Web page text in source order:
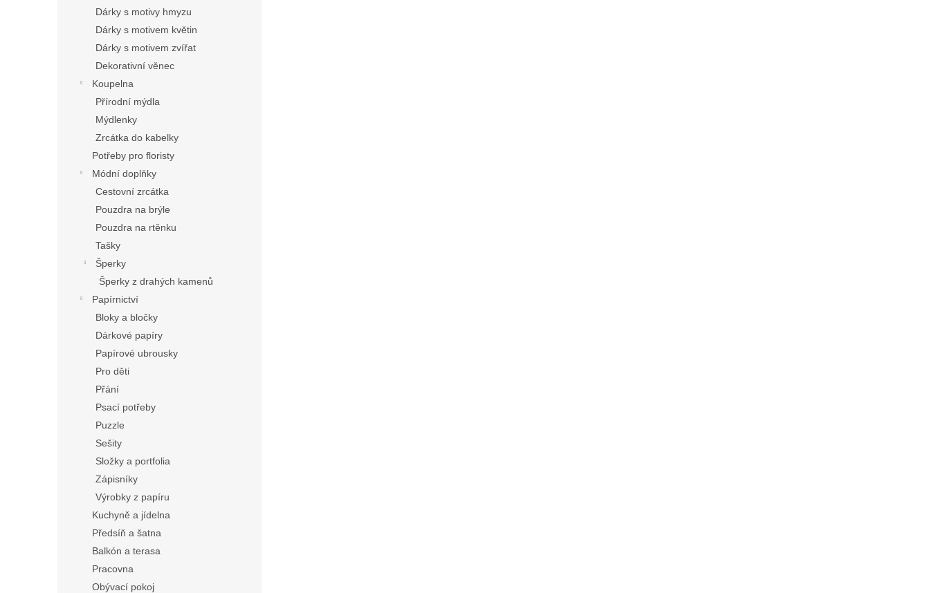
Dárky s motivy hmyzu
Dárky s motivem květin
Dárky s motivem zvířat
Dekorativní věnec
Koupelna
Přírodní mýdla
Mýdlenky
Zrcátka do kabelky
Potřeby pro floristy
Módní doplňky
Cestovní zrcátka
Pouzdra na brýle
Pouzdra na rtěnku
Tašky
Šperky
Šperky z drahých kamenů
Papírnictví
Bloky a bločky
Dárkové papíry
Papírové ubrousky
Pro děti
Přání
Psací potřeby
Puzzle
Sešity
Složky a portfolia
Zápisníky
Výrobky z papíru
Kuchyně a jídelna
Předsíň a šatna
Balkón a terasa
Pracovna
Obývací pokoj